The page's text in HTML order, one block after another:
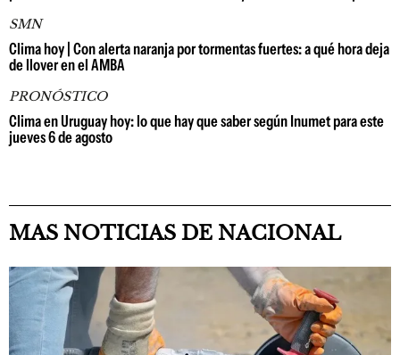
SMN
Clima hoy | Con alerta naranja por tormentas fuertes: a qué hora deja
de llover en el AMBA
PRONÓSTICO
Clima en Uruguay hoy: lo que hay que saber según Inumet para este
jueves 6 de agosto
MAS NOTICIAS DE NACIONAL